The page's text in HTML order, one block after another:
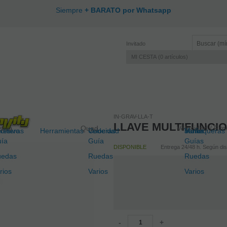
Siempre + BARATO por Whatsapp
Invitado
MI CESTA 0 artículos
Velocidad Junior
Coderas Muñequeras
Quad
Guía
Ruedas
Varios
Velocidad /
Guías
Ruedas
Varios
Herramientas Varios
IN-GRAV-LLA-T
LLAVE
DISPONIBLE Entrega 24/48 h. Según
- +